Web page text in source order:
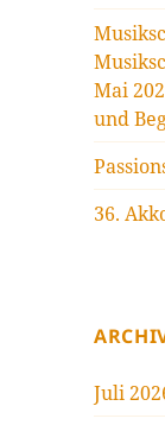
Mai
und
36.
Juli